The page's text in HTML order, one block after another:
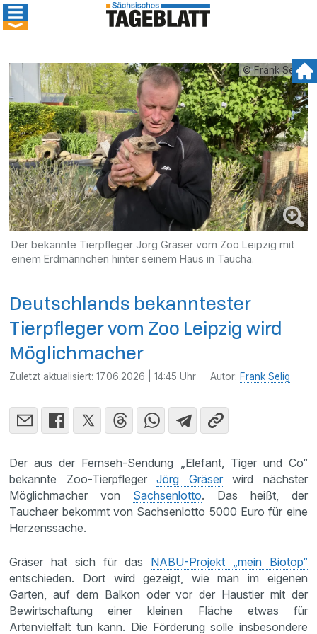
© Frank Selig
Der bekannte Tierpfleger Jörg Gräser vom Zoo Leipzig mit
einem Erdmännchen hinter seinem Haus in Taucha.
Deutschlands bekanntester
Tierpfleger vom Zoo Leipzig wird
Möglichmacher
Zuletzt aktualisiert:17.06.2026 | 14:45 Uhr Autor: Frank Selig
Der aus der Fernseh-Sendung „Elefant, Tiger und Co“
bekannte Zoo-TierpflegerJörg Gräserwird nächster
Möglichmacher von Sachsenlotto. Das heißt, der
Tauchaer bekommt von Sachsenlotto 5000 Euro für eine
Herzenssache.
Gräser hat sich für das NABU-Projekt „mein Biotop“
entschieden. Dort wird gezeigt, wie man im eigenen
Garten, auf dem Balkon oder vor der Haustier mit der
Bewirtschaftung einer kleinen Fläche etwas für
Artenvielfalt tun kann. Die Förderung solle insbesondere